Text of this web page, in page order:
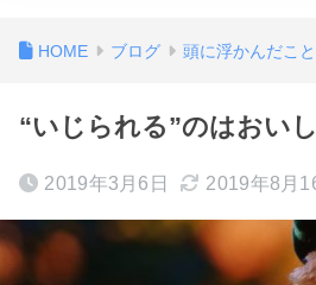
ブログ 頭に浮かんだこと
“いじられる”のはおいし
2019年3月6日 2019年8月